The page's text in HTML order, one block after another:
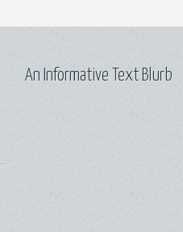
An Informative Text Blurb